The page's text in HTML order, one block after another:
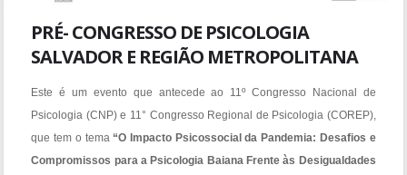
PRÉ- CONGRESSO DE PSICOLOGIA
SALVADOR E REGIÃO METROPOLITANA
Este é um evento que antecede ao 11º Congresso Nacional de
Psicologia (CNP) e 11° Congresso Regional de Psicologia (COREP),
que tem o tema “O Impacto Psicossocial da Pandemia: Desafios e
Compromissos para a Psicologia Baiana Frente às Desigualdades